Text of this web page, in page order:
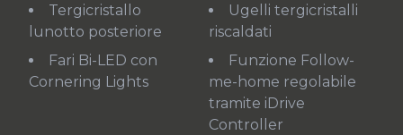
Tergicristallo
lunotto posteriore
Ugelli tergicristalli
riscaldati
Fari Bi-LED con
Cornering Lights
Funzione Follow-
me-home regolabile
tramite iDrive
Controller